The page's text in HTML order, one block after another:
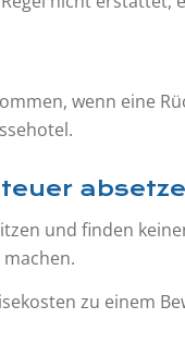
wenn eine
und finden
zu einem